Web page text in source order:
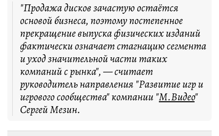
"Продажа дисков зачастую остаётся
основой бизнеса, поэтому постепенное
прекращение выпуска физических изданий
фактически означает стагнацию сегмента
и уход значительной части таких
компаний с рынка", — считает
руководитель направления "Развитие игр и
игрового сообщества" компании "М.Видео"
Сергей Мезин.